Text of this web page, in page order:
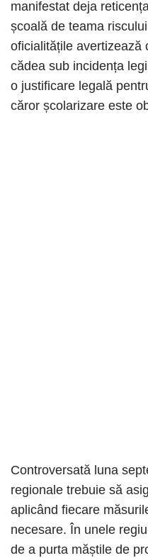
manifestat deja
școală de teama
oficialitățile avertizează
cădea sub incidența
o justificare legală
căror școlarizare este
Controversată luna
regionale trebuie să
aplicând fiecare
necesare. În unele
de a purta măștile de